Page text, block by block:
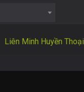
Liên Minh Huyền Thoại